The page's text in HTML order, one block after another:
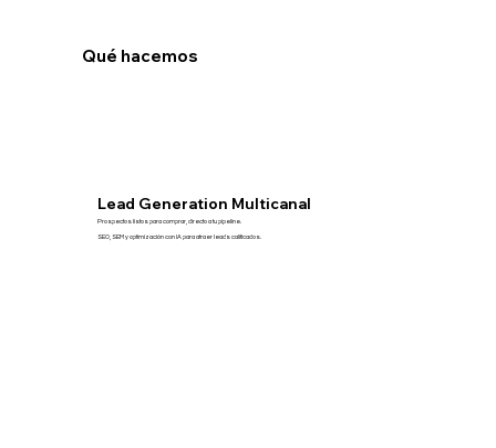
Qué hacemos
Lead Generation Multicanal
Prospectos listos para comprar, directo a tu pipeline.
SEO, SEM y optimización con IA para atraer leads calificados.